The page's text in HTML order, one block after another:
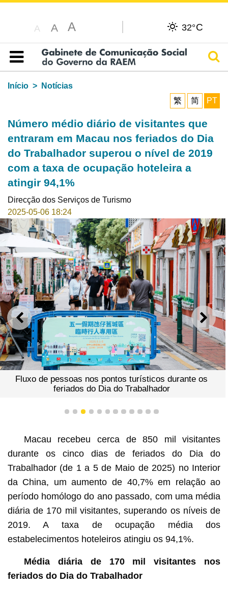
A A A 32°C
Índice
Início
Notícias
繁
简 PT
Número médio diário de visitantes que
entraram em Macau nos feriados do Dia
do Trabalhador superou o nível de 2019
com a taxa de ocupação hoteleira a
atingir 94,1%
Direcção dos Serviços de Turismo
2025-05-06 18:24
ANTERIOR
Fluxo de pessoas nos pontos turísticos durante os
feriados do Dia do Trabalhador
1 2 3 4 5 6 7 8 9 101112
Macau recebeu cerca de 850 mil visitantes
durante os cinco dias de feriados do Dia do
Trabalhador (de 1 a 5 de Maio de 2025) no Interior
da China, um aumento de 40,7% em relação ao
período homólogo do ano passado, com uma média
diária de 170 mil visitantes, superando os níveis de
2019. A taxa de ocupação média dos
estabelecimentos hoteleiros atingiu os 94,1%.
Média diária de 170 mil visitantes nos
feriados do Dia do Trabalhador